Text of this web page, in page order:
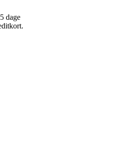
dage